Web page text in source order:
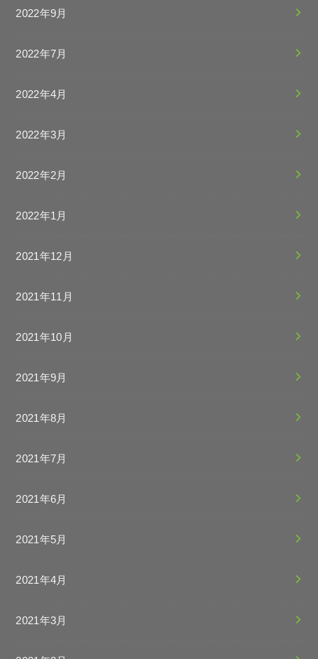
2022年9月
2022年7月
2022年4月
2022年3月
2022年2月
2022年1月
2021年12月
2021年11月
2021年10月
2021年9月
2021年8月
2021年7月
2021年6月
2021年5月
2021年4月
2021年3月